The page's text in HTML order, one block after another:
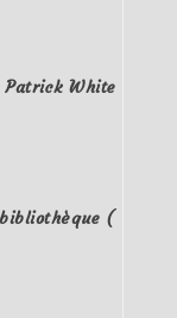
Patrick White
(